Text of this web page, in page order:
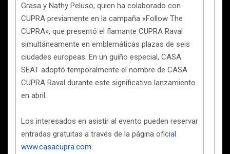
Grasa y Nathy Peluso, quien ha colaborado con
CUPRA previamente en la campaña «Follow The
CUPRA», que presentó el flamante CUPRA Raval
simultáneamente en emblemáticas plazas de seis
ciudades europeas. En un guiño especial, CASA
SEAT adoptó temporalmente el nombre de CASA
CUPRA Raval durante este significativo lanzamiento
en abril.
Los interesados en asistir al evento pueden reservar
entradas gratuitas a través de la página oficial
www.casacupra.com